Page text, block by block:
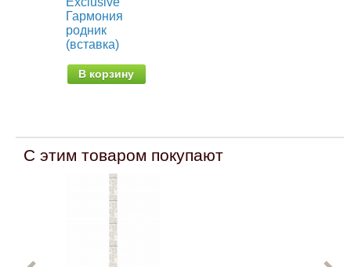
Гармония
родник
(вставка)
В корзину
С этим товаром покупают